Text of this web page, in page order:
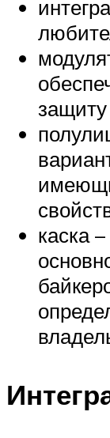
каска